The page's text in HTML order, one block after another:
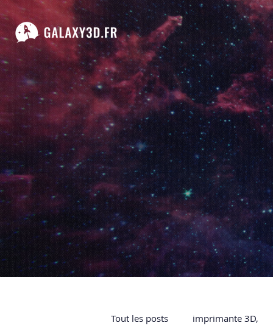
Tout les posts imprimante 3D,